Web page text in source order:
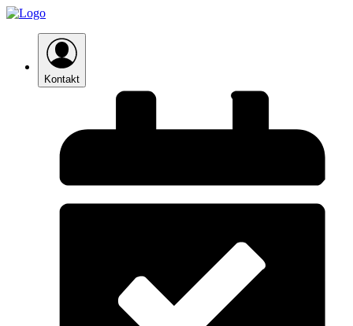
Kontakt